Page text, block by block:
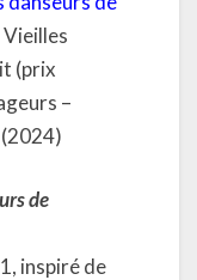
Vieilles
(prix
–
de
inspiré de